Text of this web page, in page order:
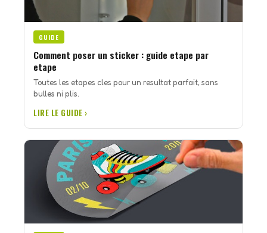
GUIDE
Comment poser un sticker : guide etape par
etape
Toutes les etapes cles pour un resultat parfait, sans
bulles ni plis.
LIRE LE GUIDE ›